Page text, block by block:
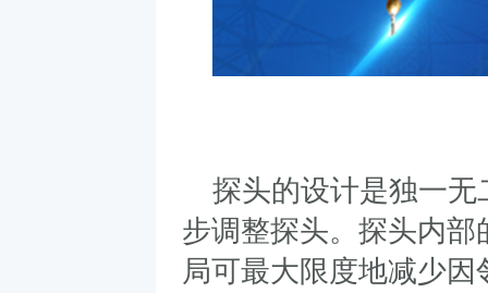
探头的设计是独一
步调整探头。探头内
局可最大限度地减少